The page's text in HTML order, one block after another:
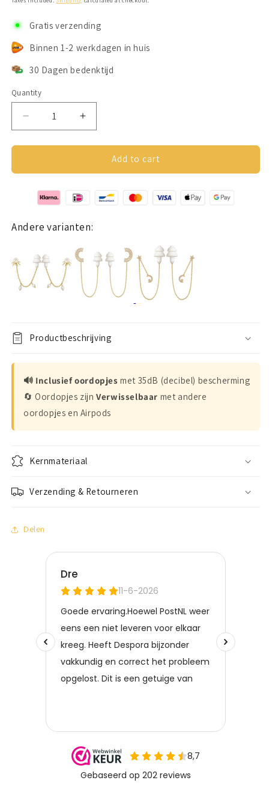
Gratis verzending
Binnen 1-2 werkdagen in huis
30 Dagen bedenktijd
Quantity
Decrease
quantity
for
Voor
(Sliertjes)
Zilverkleurig
Increase
quantity
for
Oorbellen
Voor
(Sliertjes)
Add to cart
Andere varianten:
Productbeschrijving
🔊 Inclusief oordopjes met 35dB (decibel) bescherming
🔄 Oordopjes zijnVerwisselbaar met andere
oordopjes en Airpods
Kernmateriaal
Verzending & Retourneren
Delen